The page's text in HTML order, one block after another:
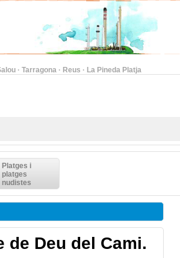
· Tarragona · Reus · La Pineda Platja
Platges i
platges
nudistes
de Deu del Cami.